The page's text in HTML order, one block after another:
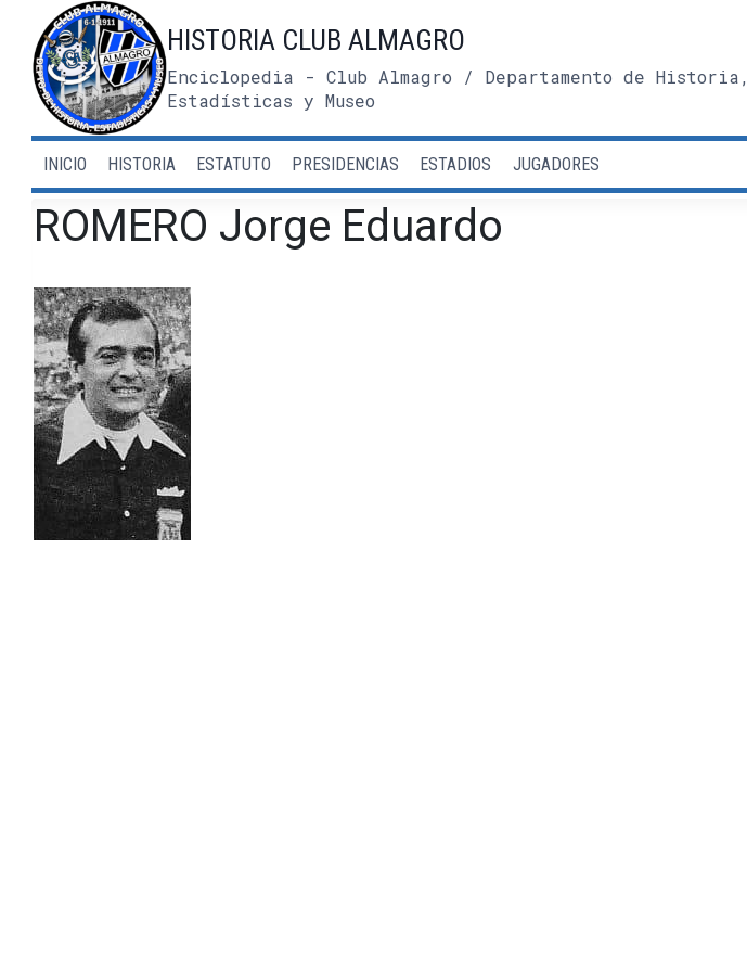
contenido
HISTORIA CLUB ALMAGRO
Enciclopedia - Club Almagro / Departamento de Historia,
Estadísticas y Museo
INICIO HISTORIA ESTATUTO PRESIDENCIAS ESTADIOS JUGADORES
ROMERO Jorge Eduardo